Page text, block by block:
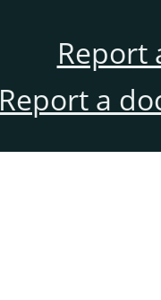
Report
Report a